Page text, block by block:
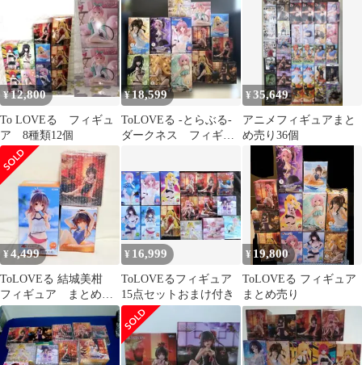
すと
¥12,800
To LOVEる フィギュ
ア 8種類12個
¥18,599
ToLOVEる -とらぶる-
ダークネス フィギュ
¥35,649
アニメフィギュアまと
め売り36個
¥4,499
ToLOVEる 結城美柑
フィギュア まとめ 3
体セット ②
¥ 16,999
ToLOVEるフィギュア
15点セットおまけ付き
¥ 19,800
ToLOVEる フィギュア
まとめ売り